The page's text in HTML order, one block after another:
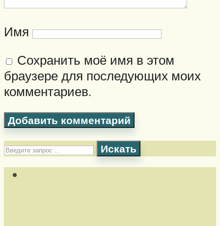
Имя
Сохранить моё имя в этом
браузере для последующих моих
комментариев.
Искать